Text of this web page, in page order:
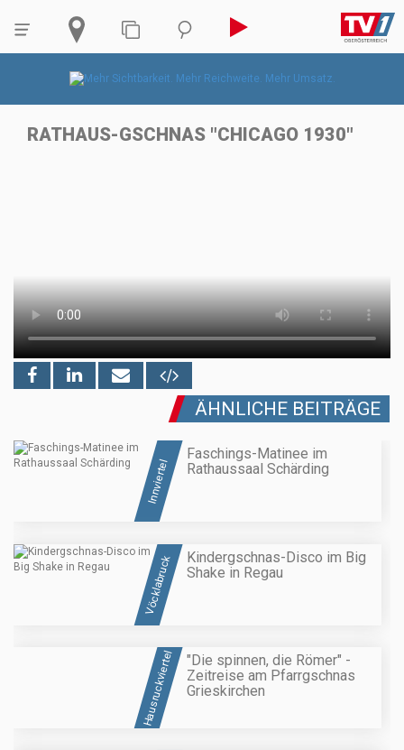
RATHAUS-GSCHNAS "CHICAGO 1930"
ÄHNLICHE BEITRÄGE
Innviertel
Faschings-Matinee im
Rathaussaal Schärding
Vöcklabruck
Kindergschnas-Disco im Big
Shake in Regau
Hausruckviertel
"Die spinnen, die Römer" -
Zeitreise am Pfarrgschnas
Grieskirchen